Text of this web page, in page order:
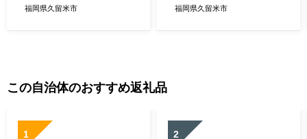
グレー 男の子 女の子 おすす
市 送料無料_Sd023_N
福岡県久留米市
cm 日本製 1年中 新生児 男の
福岡県久留米市
この自治体のおすすめ返礼品
1 2